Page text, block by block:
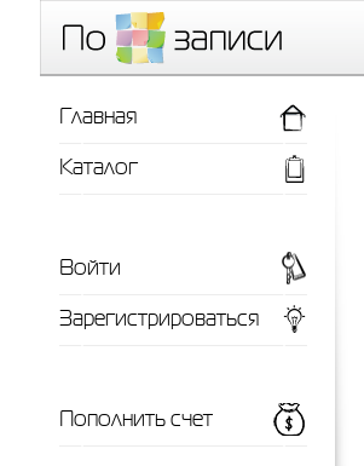
Главная
Каталог
Войти
Зарегистрироваться
Пополнить счет